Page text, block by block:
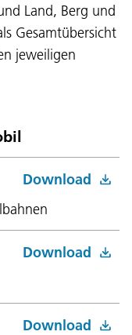
Land, Berg und
Gesamtübersicht
jeweiligen
Download
Download
Download